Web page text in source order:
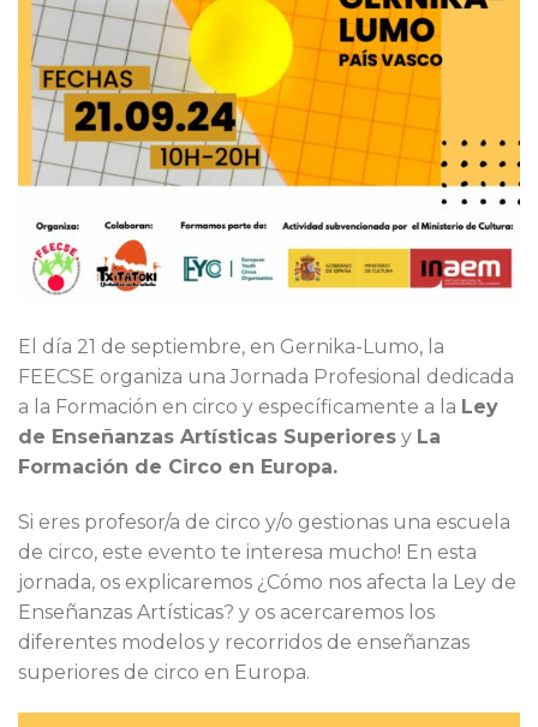
El día 21 de septiembre, en Gernika-Lumo, la
FEECSE organiza una Jornada Profesional dedicada
a la Formación en circo y específicamente a la Ley
de Enseñanzas Artísticas Superiores y La
Formación de Circo en Europa.
Si eres profesor/a de circo y/o gestionas una escuela
de circo, este evento te interesa mucho! En esta
jornada, os explicaremos ¿Cómo nos afecta la Ley de
Enseñanzas Artísticas? y os acercaremos los
diferentes modelos y recorridos de enseñanzas
superiores de circo en Europa.